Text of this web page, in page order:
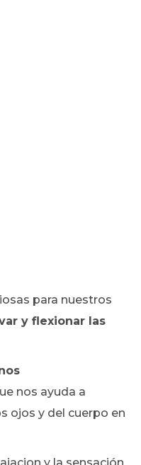
para nuestros
y flexionar las
nos ayuda a
ojos y del cuerpo en